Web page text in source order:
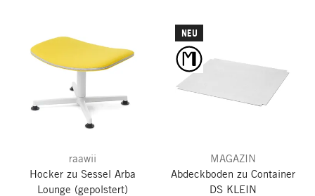
raawii
Hocker zu Sessel Arba
Lounge (gepolstert)
NEU
MAGAZIN
Abdeckboden zu Container
DS KLEIN